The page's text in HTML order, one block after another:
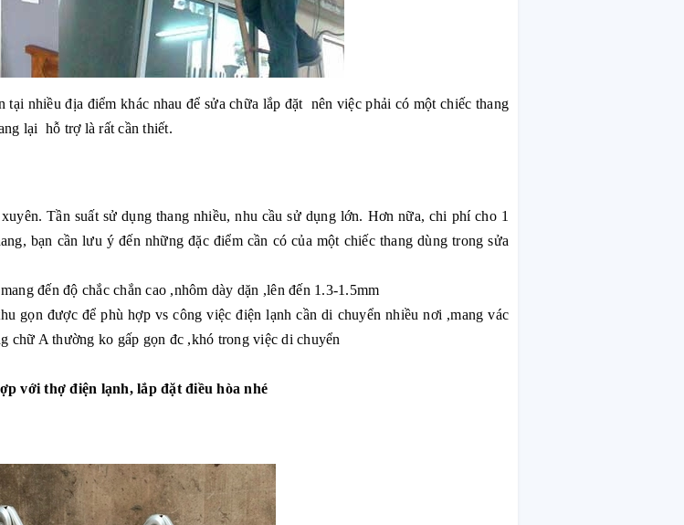
nhiều địa điểm khác nhau để sửa chữa lắp đặt nên việc phải có một chiếc thang
lại hỗ trợ là rất cần thiết.
Tần suất sử dụng thang nhiều, nhu cầu sử dụng lớn. Hơn nữa, chi phí cho 1
bạn cần lưu ý đến những đặc điểm cần có của một chiếc thang dùng trong sửa
đến độ chắc chắn cao ,nhôm dày dặn ,lên đến 1.3-1.5mm
gọn được để phù hợp vs công việc điện lạnh cần di chuyển nhiều nơi ,mang vác
chữ A thường ko gấp gọn đc ,khó trong việc di chuyển
với thợ điện lạnh, lắp đặt điều hòa nhé